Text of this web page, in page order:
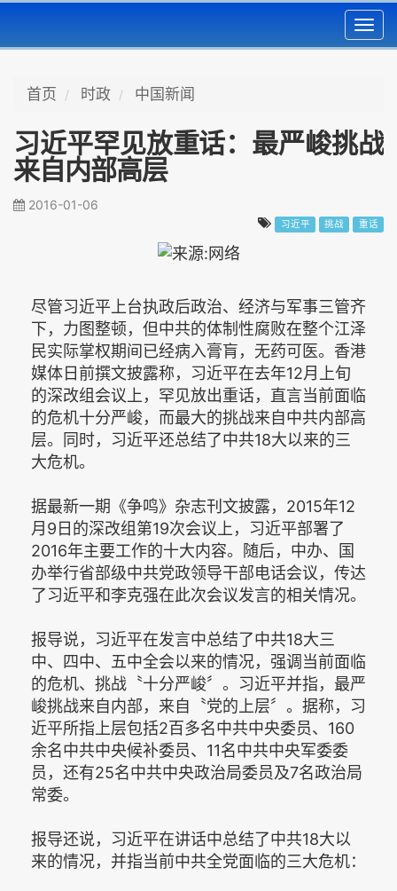
首页 时政 中国新闻
习近平罕见放重话：最严峻挑战
来自内部高层
2016-01-06
习近平 挑战 重话
尽管习近平上台执政后政治、经济与军事三管齐
下，力图整顿，但中共的体制性腐败在整个江泽
民实际掌权期间已经病入膏肓，无药可医。香港
媒体日前撰文披露称，习近平在去年12月上旬
的深改组会议上，罕见放出重话，直言当前面临
的危机十分严峻，而最大的挑战来自中共内部高
层。同时，习近平还总结了中共18大以来的三
大危机。
据最新一期《争鸣》杂志刊文披露，2015年12
月9日的深改组第19次会议上，习近平部署了
2016年主要工作的十大内容。随后，中办、国
办举行省部级中共党政领导干部电话会议，传达
了习近平和李克强在此次会议发言的相关情况。
报导说，习近平在发言中总结了中共18大三
中、四中、五中全会以来的情况，强调当前面临
的危机、挑战〝十分严峻〞。习近平并指，最严
峻挑战来自内部，来自〝党的上层〞。据称，习
近平所指上层包括2百多名中共中央委员、160
余名中共中央候补委员、11名中共中央军委委
员，还有25名中共中央政治局委员及7名政治局
常委。
报导还说，习近平在讲话中总结了中共18大以
来的情况，并指当前中共全党面临的三大危机：